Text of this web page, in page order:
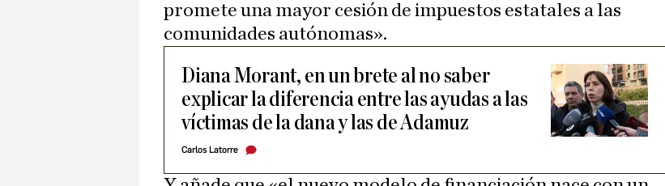
promete una mayor cesión de impuestos estatales a las
comunidades autónomas».
Diana Morant, en un brete al no saber
explicar la diferencia entre las ayudas a las
víctimas de la dana y las de Adamuz
Carlos Latorre